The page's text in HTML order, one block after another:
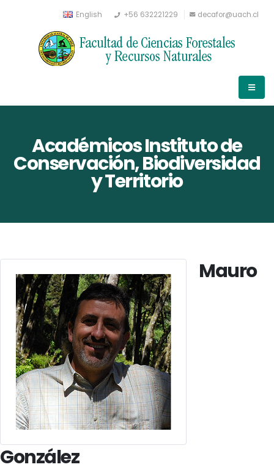
English +56 632221229 decafor@uach.cl
Académicos Instituto de
Conservación, Biodiversidad
y Territorio
Mauro
González